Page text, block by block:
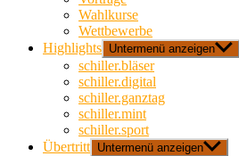
Wahlkurse
Wettbewerbe
Highlights Untermenü anzeigen
schiller.bläser
schiller.digital
schiller.ganztag
schiller.mint
schiller.sport
Übertritt Untermenü anzeigen